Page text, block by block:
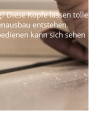
Diese Köpfe lassen tolle
entstehen.
kann sich sehen